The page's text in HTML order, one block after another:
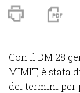
Con il DM 28
MIMIT, è stata
dei termini per